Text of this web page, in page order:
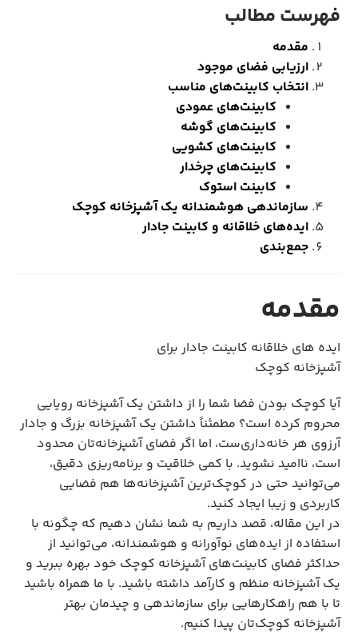
فهرست مطالب
مقدمه
ارزیابی فضای موجود
انتخاب کابینت‌های مناسب
کابینت‌های عمودی
کابینت‌های گوشه
کابینت‌های کشویی
کابینت‌های چرخدار
کابینت استوک
سازماندهی هوشمندانه یکآشپزخانه کوچک
ایده‌های خلاقانه و کابینت جادار
جمع‌بندی
مقدمه
ایده های خلاقانه کابینت جادار برای
آشپزخانه کوچک
آیا کوچک بودن فضا شما را از داشتن یک آشپزخانه رویایی
محروم کرده است؟ مطمئناً داشتن یک آشپزخانه بزرگ و جادار
آرزوی هر خانه‌داری‌ست، اما اگر فضای آشپزخانه‌تان محدود
است، ناامید نشوید. با کمی خلاقیت و برنامه‌ریزی دقیق،
می‌توانید حتی در کوچک‌ترین آشپزخانه‌ها هم فضایی
کاربردی و زیبا ایجاد کنید.
در این مقاله، قصد داریم به شما نشان دهیم که چگونه با
استفاده از ایده‌های نوآورانه و هوشمندانه، می‌توانید از
حداکثر فضای کابینت‌های آشپزخانه کوچک خود بهره ببرید و
یک آشپزخانه منظم و کارآمد داشته باشید. با ما همراه باشید
تا با هم راهکارهایی برای سازماندهی و چیدمان بهتر
آشپزخانه کوچک‌تان پیدا کنیم.